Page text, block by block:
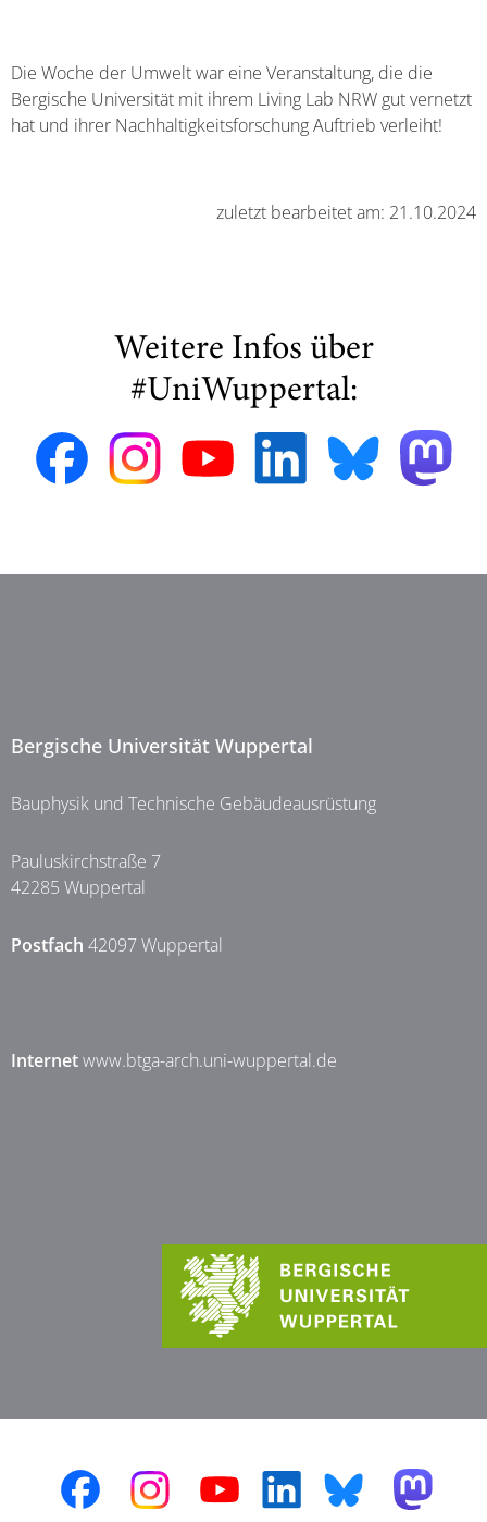
Die Woche der Umwelt war eine Veranstaltung, die die
Bergische Universität mit ihrem Living Lab NRW gut vernetzt
hat und ihrer Nachhaltigkeitsforschung Auftrieb verleiht!
zuletzt bearbeitet am: 21.10.2024
Weitere Infos über
#UniWuppertal:
Bergische Universität Wuppertal
Bauphysik und Technische Gebäudeausrüstung
Pauluskirchstraße 7
42285 Wuppertal
Postfach 42097 Wuppertal
Internetwww.btga-arch.uni-wuppertal.de